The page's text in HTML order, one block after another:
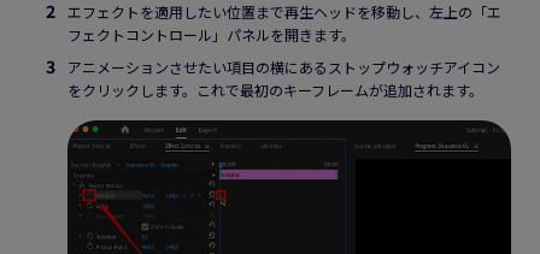
エフェクトを適用したい位置まで再生ヘッドを移動し、左上の「エ
フェクトコントロール」パネルを開きます。
アニメーションさせたい項目の横にあるストップウォッチアイコン
をクリックします。これで最初のキーフレームが追加されます。